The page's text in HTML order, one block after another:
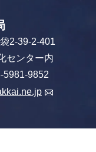
2-39-2-401
センター内
9852